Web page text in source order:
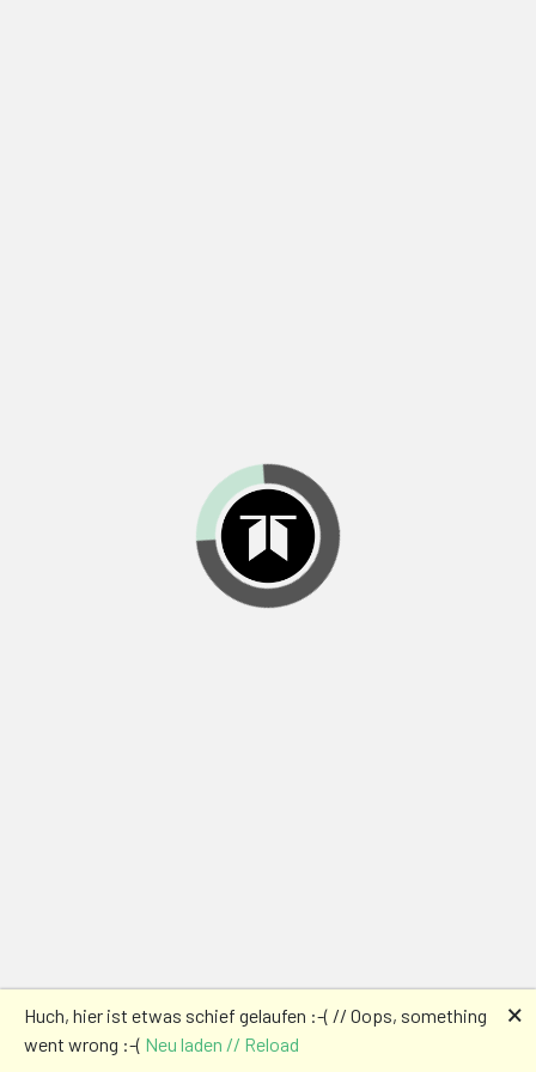
Huch, hier ist etwas schief gelaufen :-( // Oops, something
went wrong :-( Neu laden // Reload
🗙